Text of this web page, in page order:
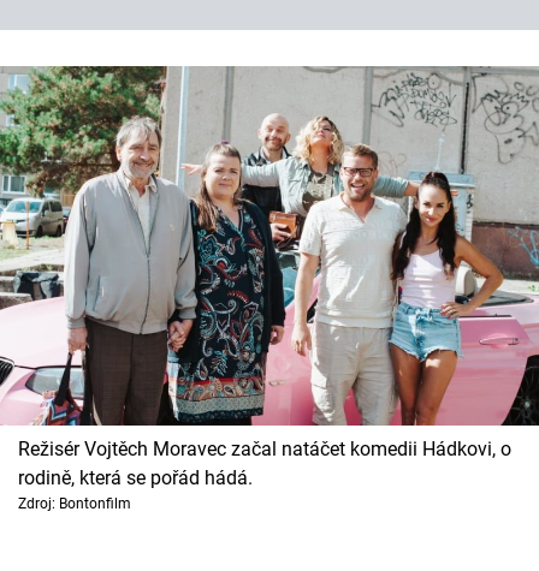
Režisér Vojtěch Moravec začal natáčet komedii Hádkovi, o
rodině, která se pořád hádá.
Zdroj: Bontonfilm